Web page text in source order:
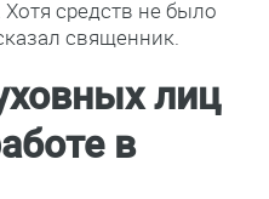
средств не было
священник.
лиц
в